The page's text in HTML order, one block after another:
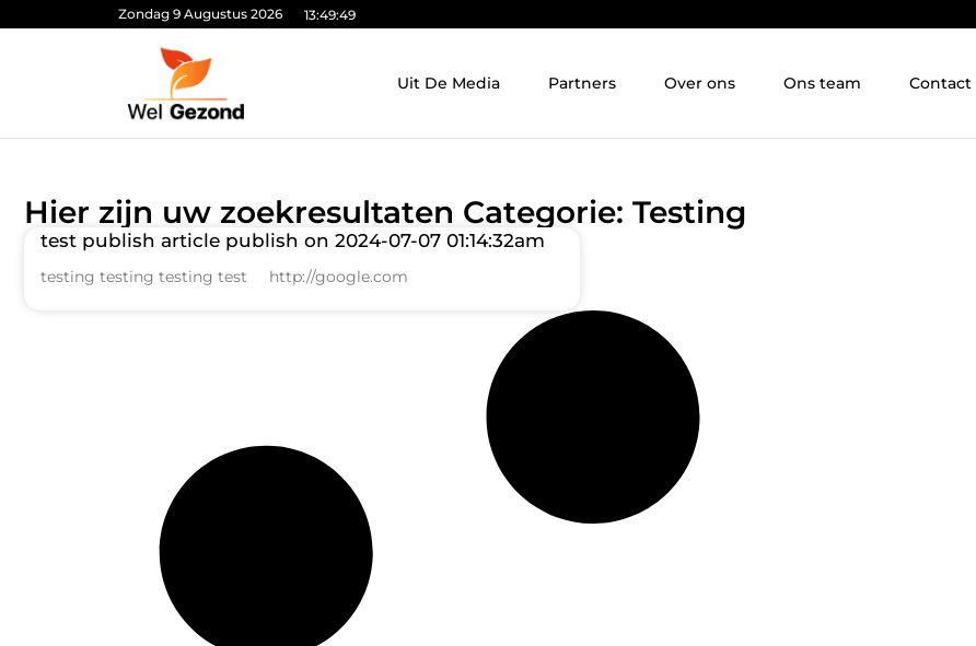
Zondag 9 Augustus 2026 13:49:50
Uit De Media Partners Over ons Ons team Contact
Hier zijn uw zoekresultaten Categorie: Testing
test publish article publish on 2024-07-07 01:14:32am
testing testing testing test http://google.com